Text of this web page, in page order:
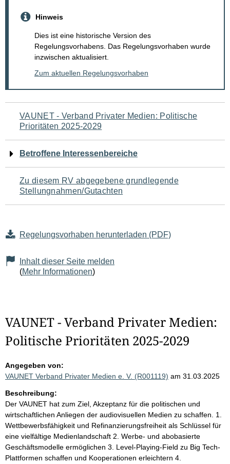
Hinweis
Dies ist eine historische Version des
Regelungsvorhabens. Das Regelungsvorhaben wurde
inzwischen aktualisiert.
Zum aktuellen Regelungsvorhaben
Navigation
für
den
Seiteninhalt
VAUNET - Verband Privater Medien: Politische
Prioritäten 2025-2029
Betroffene Interessenbereiche
Zu diesem RV abgegebene grundlegende
Stellungnahmen/Gutachten
Regelungsvorhaben herunterladen (PDF)
Inhalt dieser Seite melden
(Mehr Informationen)
VAUNET - Verband Privater Medien:
Politische Prioritäten 2025-2029
Angegeben von:
VAUNET Verband Privater Medien e. V. (R001119) am 31.03.2025
Beschreibung:
Der VAUNET hat zum Ziel, Akzeptanz für die politischen und
wirtschaftlichen Anliegen der audiovisuellen Medien zu schaffen. 1.
Wettbewerbsfähigkeit und Refinanzierungsfreiheit als Schlüssel für
eine vielfältige Medienlandschaft 2. Werbe- und abobasierte
Geschäftsmodelle ermöglichen 3. Level-Playing-Field zu Big Tech-
Plattformen schaffen und Kooperationen erleichtern 4.